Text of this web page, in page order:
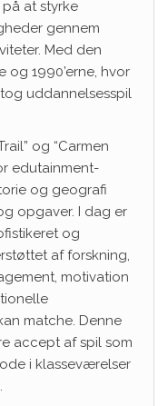
at styrke
gennem
Med den
og 1990’erne, hvor
uddannelsesspil
og “Carmen
edutainment-
og geografi
opgaver. I dag er
og
af forskning,
motivation
matche. Denne
accept af spil som
i klasseværelser